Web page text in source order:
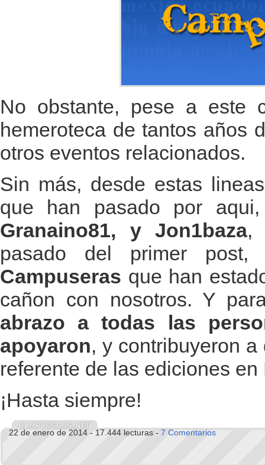
No obstante, pese a este
hemeroteca de tantos años
otros eventos relacionados.
Sin más, desde estas
que han pasado por
Granaino81, y Jon1baza,
pasado del primer
Campuseras que han
cañon con nosotros. Y
abrazo a todas las
apoyaron, y contribuyeron
referente de las ediciones
¡Hasta siempre!
22 de enero de 2014 - 17.444 lecturas - 7 Comentarios